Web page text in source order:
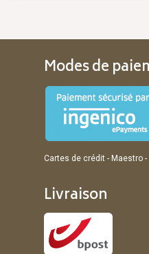
Modes de
Cartes de crédit - Maestro
Livraison